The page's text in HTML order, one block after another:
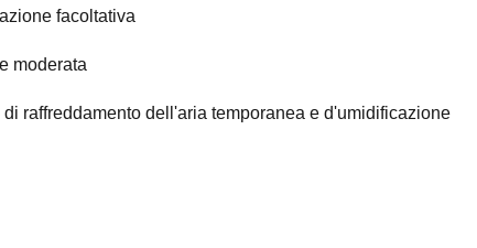
facoltativa
moderata
raffreddamento dell'aria temporanea e d'umidificazione